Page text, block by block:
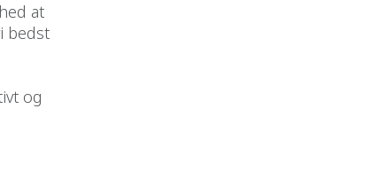
at
bedst
og